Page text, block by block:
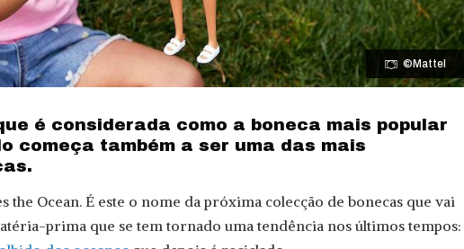
©Mattel
é considerada como a boneca mais popular
começa também a ser uma das mais
the Ocean. É este o nome da próxima colecção de bonecas que vai
prima que se tem tornado uma tendência nos últimos tempos: